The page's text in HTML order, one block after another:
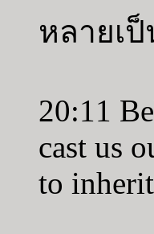
หลายเ
20:11
cast us
to